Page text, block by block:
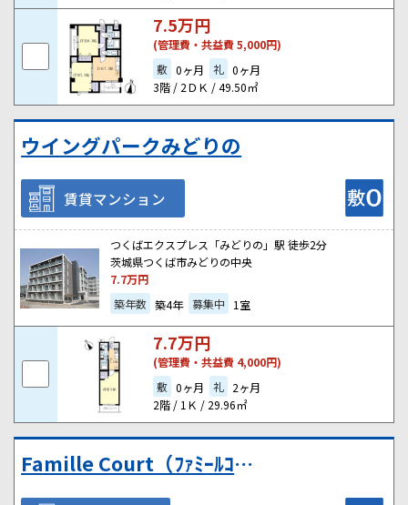
7.5万円
(管理費・共益費 5,000円)
敷 0ヶ月 礼 0ヶ月
3階 / 2ＤＫ / 49.50㎡
ウイングパークみどりの
賃貸マンション
つくばエクスプレス「みどりの」駅 徒歩2分
茨城県つくば市みどりの中央
7.7万円
築年数 築4年 募集中 1室
7.7万円
(管理費・共益費 4,000円)
敷 0ヶ月 礼 2ヶ月
2階 / 1Ｋ / 29.96㎡
Famille Court（ﾌｧﾐｰﾙｺｰﾄ） Ⅱ